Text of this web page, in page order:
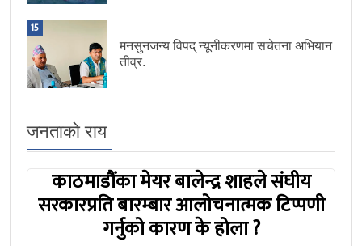
15
मनसुनजन्य विपद् न्यूनीकरणमा सचेतना अभियान
तीव्र.
जनताको राय
काठमाडौंका मेयर बालेन्द्र शाहले संघीय
सरकारप्रति बारम्बार आलोचनात्मक टिप्पणी
गर्नुको कारण के होला ?